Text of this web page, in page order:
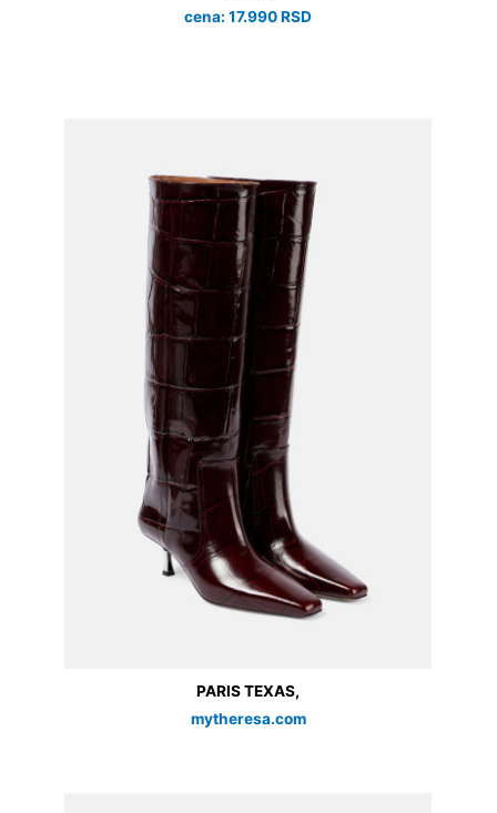
cena: 17.990 RSD
PARIS TEXAS,
mytheresa.com